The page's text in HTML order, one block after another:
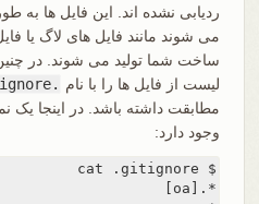
ردیابی نشده اند. این فایل ها به
می شوند مانند فایل های لاگ یا
ساخت شما تولید می شوند. در
لیست از فایل ها را با نام .gitignore
مطابقت داشته باشد. در اینجا یک
وجود دارد: